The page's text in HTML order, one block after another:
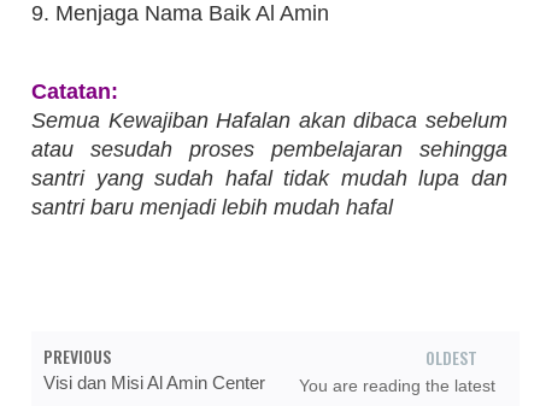
9. Menjaga Nama Baik Al Amin
Catatan:
Semua Kewajiban Hafalan akan dibaca sebelum
atau sesudah proses pembelajaran sehingga
santri yang sudah hafal tidak mudah lupa dan
santri baru menjadi lebih mudah hafal
PREVIOUS
Visi dan Misi Al Amin Center
OLDEST
You are reading the latest